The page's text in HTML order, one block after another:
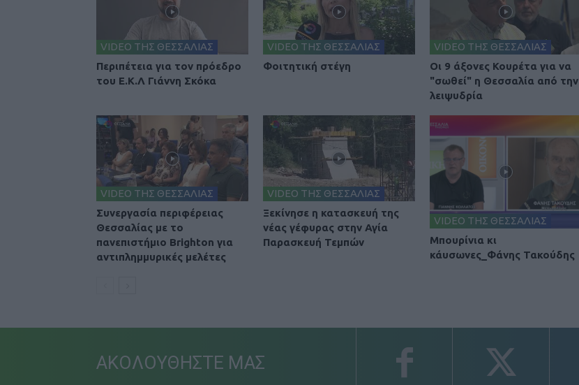
VIDEO ΤΗΣ ΘΕΣΣΑΛΙΑΣ
Περιπέτεια για τον πρόεδρο
του Ε.Κ.Λ Γιάννη Σκόκα
VIDEO ΤΗΣ ΘΕΣΣΑΛΙΑΣ
Φοιτητική στέγη
VIDEO ΤΗΣ ΘΕΣΣΑΛΙΑΣ
Οι 9 άξονες Κουρέτα για να
"σωθεί" η Θεσσαλία από την
λειψυδρία
VIDEO ΤΗΣ ΘΕΣΣΑΛΙΑΣ
Συνεργασία περιφέρειας
Θεσσαλίας με το
πανεπιστήμιο Brighton για
αντιπλημμυρικές μελέτες
VIDEO ΤΗΣ ΘΕΣΣΑΛΙΑΣ
Ξεκίνησε η κατασκευή της
νέας γέφυρας στην Αγία
Παρασκευή Τεμπών
VIDEO ΤΗΣ ΘΕΣΣΑΛΙΑΣ
Μπουρίνια κι
κάυσωνες_Φάνης Τακούδης
ΑΚΟΛΟΥΘΗΣΤΕ ΜΑΣ